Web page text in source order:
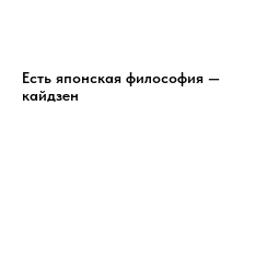
Есть японская философия —
кайдзен